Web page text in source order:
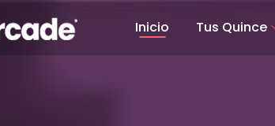
Inicio Tus Quince